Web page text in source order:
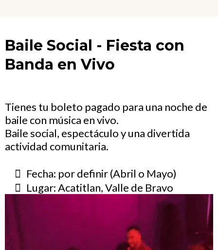
Baile Social - Fiesta con
Banda en Vivo
Tienes tu boleto pagado para una noche de
baile con música en vivo.
Baile social, espectáculo y una divertida
actividad comunitaria.
Fecha: por definir (Abril o Mayo)
Lugar: Acatitlan, Valle de Bravo